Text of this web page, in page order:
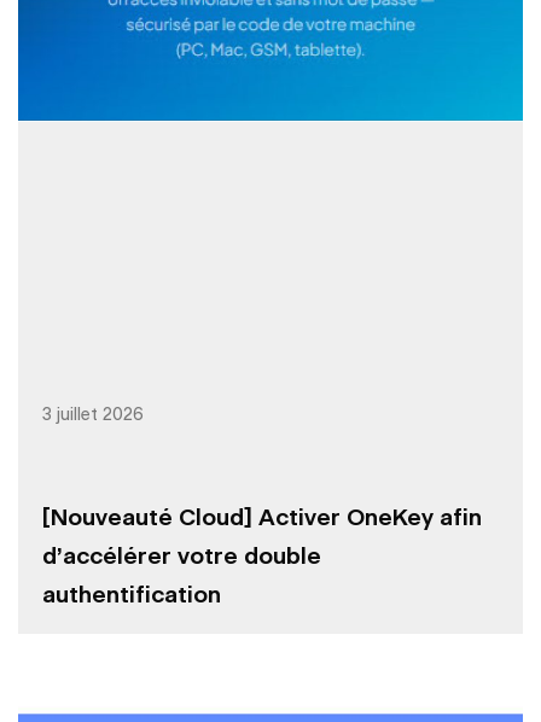
[Nouveauté Cloud] Activer OneKey afin
d’accélérer votre double
authentification
3 juillet 2026